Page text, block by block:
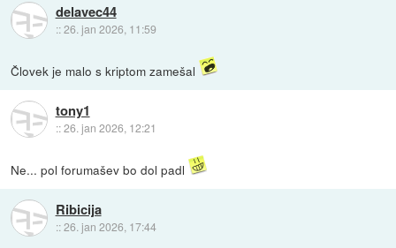
delavec44
::26. jan 2026, 11:59
Človek je malo s kriptom zamešal
tony1
::26. jan 2026, 12:21
Ne... pol forumašev bo dol padl
Ribicija
::26. jan 2026, 17:44